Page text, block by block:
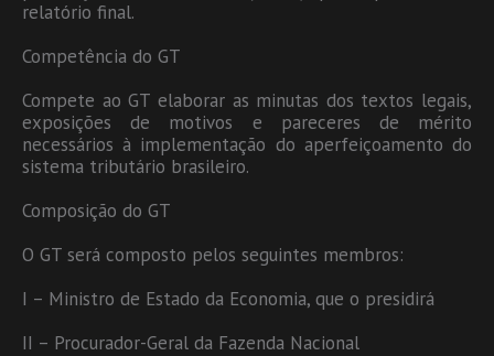
relatório final.
Competência do GT
Compete ao GT elaborar as minutas dos textos legais,
exposições de motivos e pareceres de mérito
necessários à implementação do aperfeiçoamento do
sistema tributário brasileiro.
Composição do GT
O GT será composto pelos seguintes membros:
I – Ministro de Estado da Economia, que o presidirá
II – Procurador-Geral da Fazenda Nacional